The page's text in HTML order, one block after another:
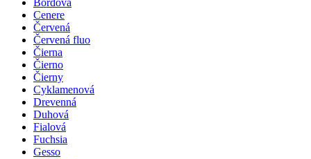
Bordová
Cenere
Červená
Červená fluo
Čierna
Čierno
Čierny
Cyklamenová
Drevenná
Duhová
Fialová
Fuchsia
Gesso